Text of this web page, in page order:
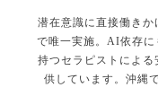
潜在意識に直接働き
で唯一実施。AI依存に
持つセラピストによ
供しています。沖縄